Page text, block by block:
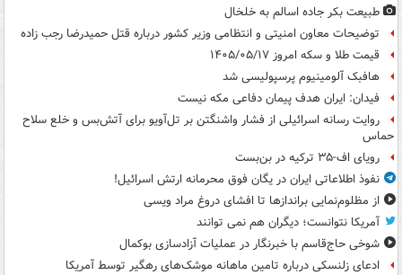
طبیعت بکر جاده اسالم به خلخال
توضیحات معاون امنیتی و انتظامی وزیر کشور درباره قتل حمیدرضا رجب زاده
قیمت طلا و سکه امروز ۱۴۰۵/۰۵/۱۷
هافبک آلومینیوم پرسپولیسی شد
فیدان: ایران هدف پیمان دفاعی مکه نیست
روایت رسانه اسرائیلی از فشار واشنگتن بر تل‌آویو برای آتش‌بس و خلع سلاح
حماس
رویای اف-۳۵ ترکیه در بن‌بست
نفوذ اطلاعاتی ایران در یگان فوق محرمانه ارتش اسرائیل!
از مظلوم‌نمایی براندازها تا افشای دروغ مراد ویسی
آمریکا نتوانست؛ دیگران هم نمی توانند
شوخی حاج‌قاسم با خبرنگار در عملیات آزادسازی بوکمال
ادعای زلنسکی درباره تامین ماهانه موشک‌های رهگیر توسط آمریکا